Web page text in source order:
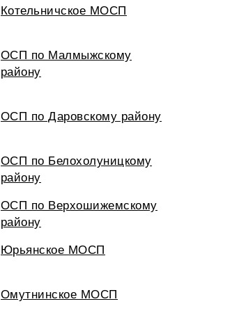
Котельничское МОСП
ОСП по Малмыжскому
району
ОСП по Даровскому району
ОСП по Белохолуницкому
району
ОСП по Верхошижемскому
району
Юрьянское МОСП
Омутнинское МОСП